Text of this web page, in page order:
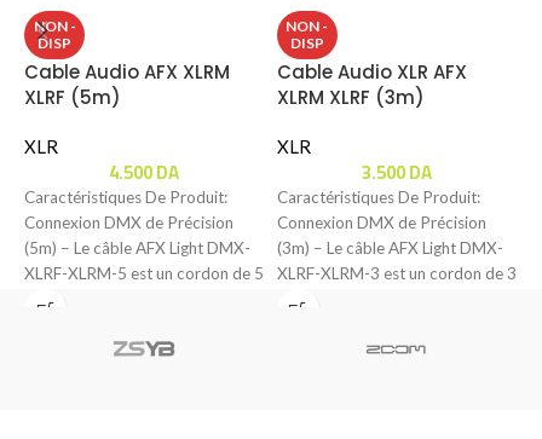
NON -
DISP
Cable Audio AFX XLRM
XLRF (5m)
XLR
4.500DA
Caractéristiques De Produit:
Connexion DMX de Précision
(5m) – Le câble AFX Light DMX-
XLRF-XLRM-5 est un cordon de 5
mètres
NON -
DISP
Cable Audio XLR AFX
XLRM XLRF (3m)
XLR
3.500DA
Caractéristiques De Produit:
Connexion DMX de Précision
(3m) – Le câble AFX Light DMX-
XLRF-XLRM-3 est un cordon de 3
mètres